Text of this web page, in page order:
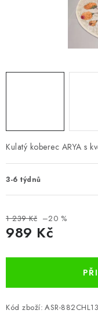
DOPLŇKY A
OSTATNÍ
VÝPRODEJ
Vše o nákupu Info
Kontakty
Kulatý koberec ARYA s
3-6 týdnů
1 239 Kč –20 %
989 Kč
Kód zboží: ASR-